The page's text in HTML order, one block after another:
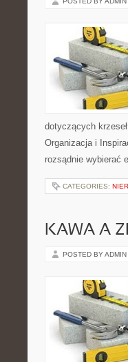
dotyczących
Organizacja i
rozsądnie wybierać
CATEGORIES:
KAWA A
POSTED BY ADMIN